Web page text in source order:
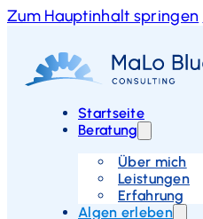
Zum Hauptinhalt springen
Startseite
Beratung
Über mich
Leistungen
Erfahrung
Algen erleben